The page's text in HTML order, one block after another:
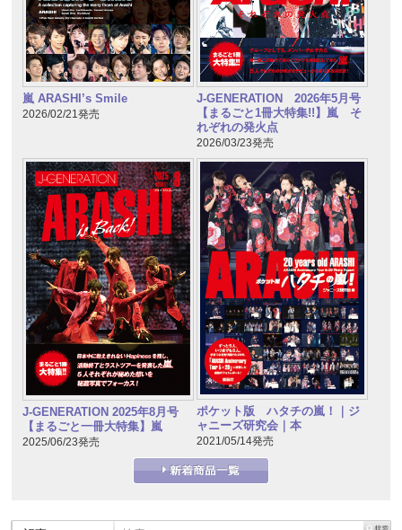
嵐 ARASHI’s Smile
2026/02/21発売
J-GENERATION 2026年5月号
【まるごと1冊大特集!!】嵐 そ
れぞれの発火点
2026/03/23発売
J-GENERATION 2025年8月号
【まるごと一冊大特集】嵐
2025/06/23発売
ポケット版 ハタチの嵐！｜ジ
ャニーズ研究会｜本
2021/05/14発売